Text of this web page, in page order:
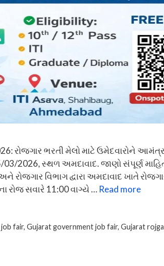
રોજગાર ભરતી મેલો માટે ઉમેદવારોને
2026, સ્થળ અમદાવાદ. જાણો સંપૂર્ણ
વિભાગ દ્વારા અમદાવાદ ખાતે
રોજ સવારે 11:00 વાગ્યે … Read more
job fair,Gujarat government job fair,Gujarat